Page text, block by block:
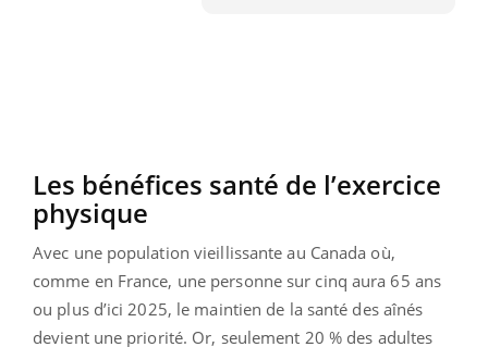
Les bénéfices santé de l’exercice
physique
Avec une population vieillissante au Canada où,
comme en France, une personne sur cinq aura 65 ans
ou plus d’ici 2025, le maintien de la santé des aînés
devient une priorité. Or, seulement 20 % des adultes